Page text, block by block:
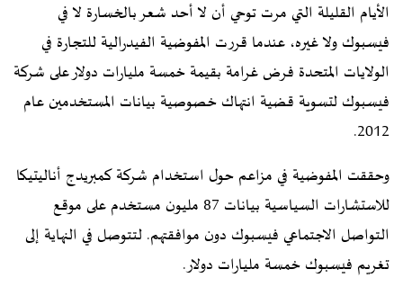
الأيام القليلة التي مرت توحي أن لا أحد شعر بالخسارة لا في
فيسبوك ولا غيره، عندما قررت المفوضية الفيدرالية للتجارة في
الولايات المتحدة فرض غرامة بقيمة خمسة مليارات دولار على شركة
فيسبوك لتسوية قضية انتهاك خصوصية بيانات المستخدمين عام
2012.
وحققت المفوضية في مزاعم حول استخدام شركة كمبريدج أناليتيكا
للاستشارات السياسية بيانات 87 مليون مستخدم على موقع
التواصل الاجتماعي فيسبوك دون موافقتهم. لتتوصل في النهاية إلى
تغريم فيسبوك خمسة مليارات دولار.